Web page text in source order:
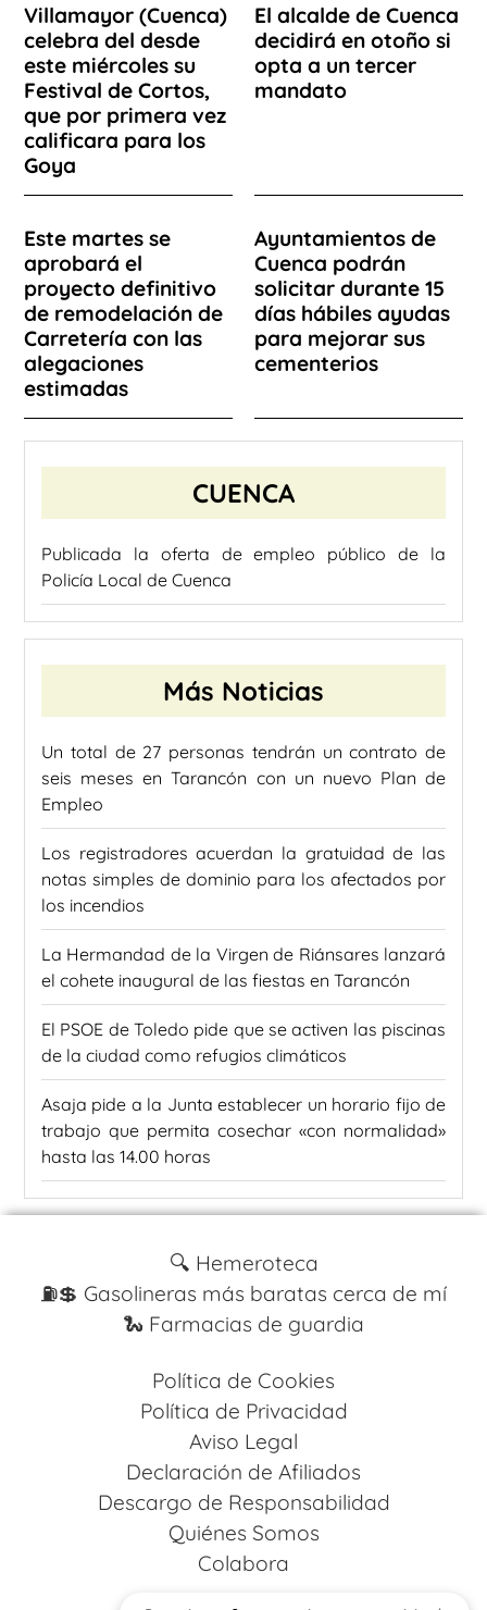
Villamayor (Cuenca)
celebra del desde
este miércoles su
Festival de Cortos,
que por primera vez
calificara para los
Goya
El alcalde de Cuenca
decidirá en otoño si
opta a un tercer
mandato
Este martes se
aprobará el
proyecto definitivo
de remodelación de
Carretería con las
alegaciones
estimadas
Ayuntamientos de
Cuenca podrán
solicitar durante 15
días hábiles ayudas
para mejorar sus
cementerios
CUENCA
Publicada la oferta de empleo público de la
Policía Local de Cuenca
Más Noticias
Un total de 27 personas tendrán un contrato de
seis meses en Tarancón con un nuevo Plan de
Empleo
Los registradores acuerdan la gratuidad de las
notas simples de dominio para los afectados por
los incendios
La Hermandad de la Virgen de Riánsares lanzará
el cohete inaugural de las fiestas en Tarancón
El PSOE de Toledo pide que se activen las piscinas
de la ciudad como refugios climáticos
Asaja pide a la Junta establecer un horario fijo de
trabajo que permita cosechar «con normalidad»
hasta las 14.00 horas
🔍 Hemeroteca
⛽️💲 Gasolineras más baratas cerca de mí
🐍 Farmacias de guardia
Política de Cookies
Política de Privacidad
Aviso Legal
Declaración de Afiliados
Descargo de Responsabilidad
Quiénes Somos
Colabora